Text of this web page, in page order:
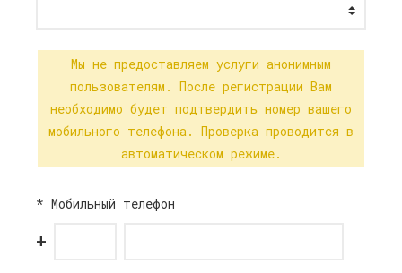
Мы не предоставляем услуги анонимным
пользователям. После регистрации Вам
необходимо будет подтвердить номер вашего
мобильного телефона. Проверка проводится в
автоматическом режиме.
* Мобильный телефон
+